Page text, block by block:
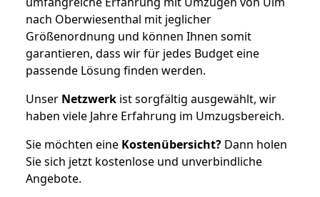
nach Oberwiesenthal mit jeglicher
Größenordnung und können Ihnen somit
garantieren, dass wir für jedes Budget eine
passende Lösung finden werden.
Unser Netzwerk ist sorgfältig ausgewählt, wir
haben viele Jahre Erfahrung im Umzugsbereich.
Sie möchten eine Kostenübersicht? Dann holen
Sie sich jetzt kostenlose und unverbindliche
Angebote.